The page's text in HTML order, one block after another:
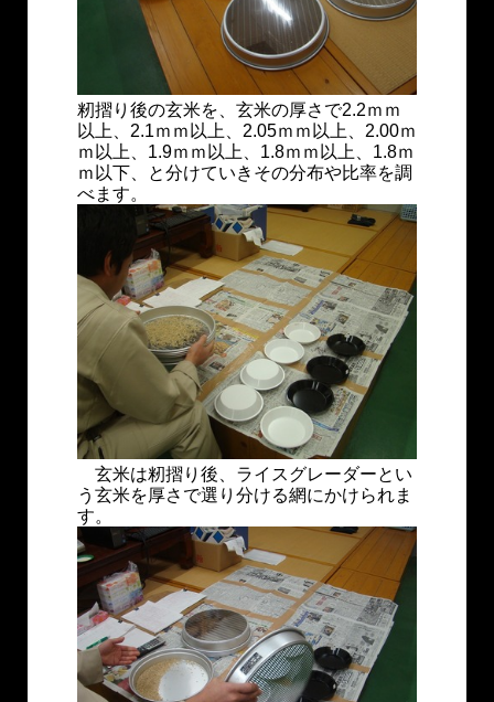
籾摺り後の玄米を、玄米の厚さで2.2ｍｍ
以上、2.1ｍｍ以上、2.05ｍｍ以上、2.00ｍ
ｍ以上、1.9ｍｍ以上、1.8ｍｍ以上、1.8ｍ
ｍ以下、と分けていきその分布や比率を調
べます。
玄米は籾摺り後、ライスグレーダーとい
う玄米を厚さで選り分ける網にかけられま
す。